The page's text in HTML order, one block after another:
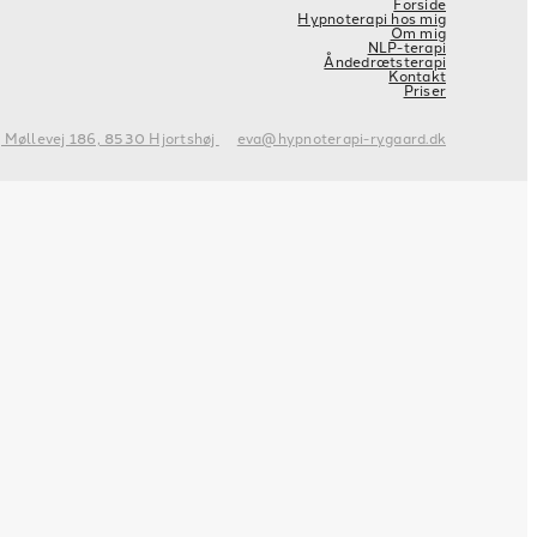
Hypnoterapi hos mig
Om mig
NLP-terapi
Åndedrætsterapi
Kontakt
Priser
Møllevej 186, 8530 Hjortshøj eva@hypnoterapi-rygaard.dk